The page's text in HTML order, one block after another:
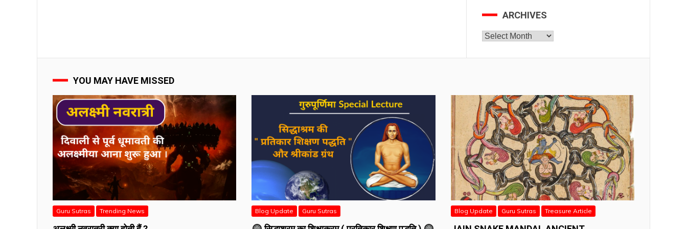
ARCHIVES
Archives
YOU MAY HAVE MISSED
Guru Sutras Trending News Blog Update Guru Sutras Blog Update Guru Sutras Treasure Article